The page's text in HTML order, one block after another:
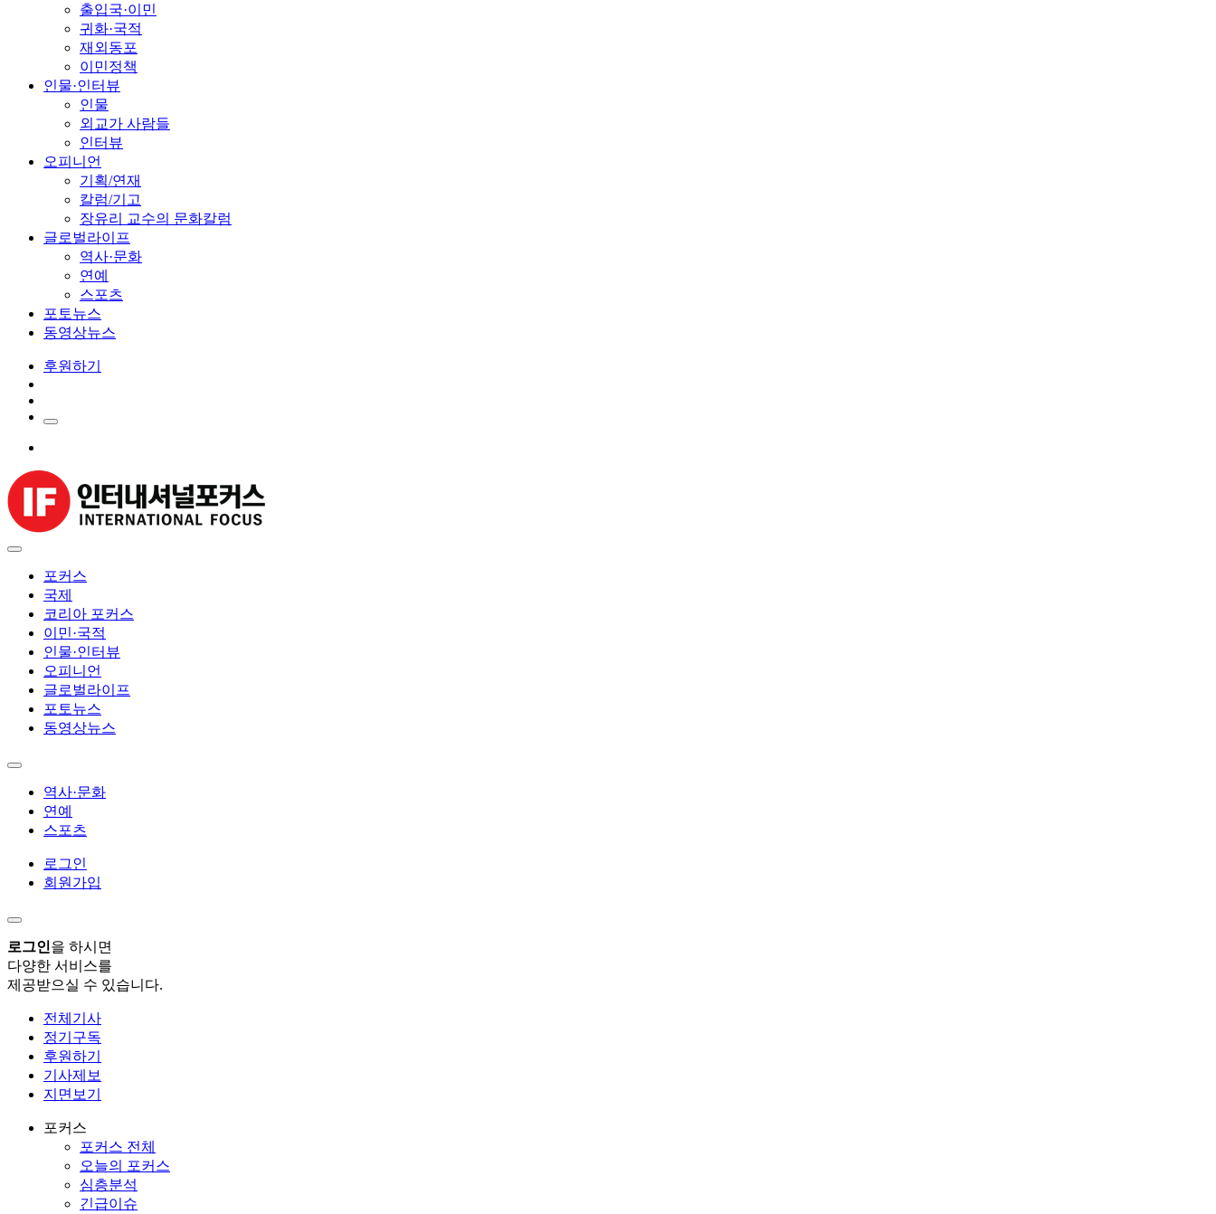
출입국·이민
귀화·국적
재외동포
이민정책
인물·인터뷰
인물
외교가 사람들
인터뷰
오피니언
기획/연재
칼럼/기고
장유리 교수의 문화칼럼
글로벌라이프
역사·문화
연예
스포츠
포토뉴스
동영상뉴스
후원하기
포커스
국제
코리아 포커스
이민·국적
인물·인터뷰
오피니언
글로벌라이프
포토뉴스
동영상뉴스
역사·문화
연예
스포츠
로그인
회원가입
로그인을 하시면
다양한 서비스를
제공받으실 수 있습니다.
전체기사
정기구독
후원하기
기사제보
지면보기
포커스
포커스 전체
오늘의 포커스
심층분석
긴급이슈